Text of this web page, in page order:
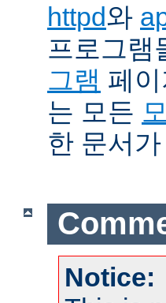
httpd와
프로그램
그램 페
는 모든
한 문서
Notice: